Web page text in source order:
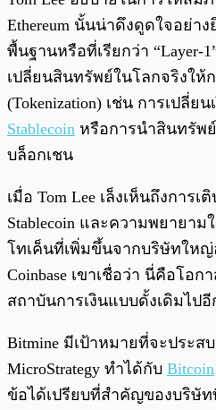
Ethereum นั้นน่าดึงดูดใจอย่า
พื้นฐานหรือที่เรียกว่า
เปลี่ยนสินทรัพย์ในโลกจริงให้
(Tokenization) เช่น การเปลี่ย
Stablecoin หรือการนำสินทรัพ
บล็อกเชน
เมื่อ Tom Lee เล็งเห็นถึงการเ
Stablecoin และความพยายา
โทเค็นที่เพิ่มขึ้นจากบริษัทใหญ่
Coinbase เขาเชื่อว่า นี่คือโอ
สถาบันการเงินแบบดั้งเดิมไป
Bitmine มีเป้าหมายที่จะประส
MicroStrategy ทำได้กับ Bitcoin
ข้อได้เปรียบที่สำคัญของบริษัท